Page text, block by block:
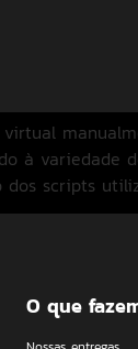
à
dos scripts
O que